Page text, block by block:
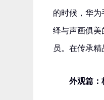
的时候，华为
绎与声画俱美
员。在传承
外观篇：